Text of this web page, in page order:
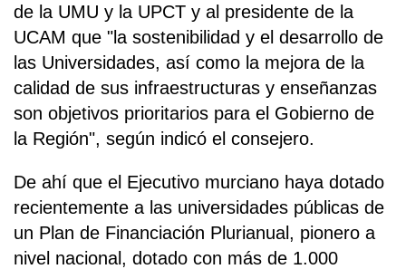
de la UMU y la UPCT y al presidente de la
UCAM que "la sostenibilidad y el desarrollo de
las Universidades, así como la mejora de la
calidad de sus infraestructuras y enseñanzas
son objetivos prioritarios para el Gobierno de
la Región", según indicó el consejero.
De ahí que el Ejecutivo murciano haya dotado
recientemente a las universidades públicas de
un Plan de Financiación Plurianual, pionero a
nivel nacional, dotado con más de 1.000